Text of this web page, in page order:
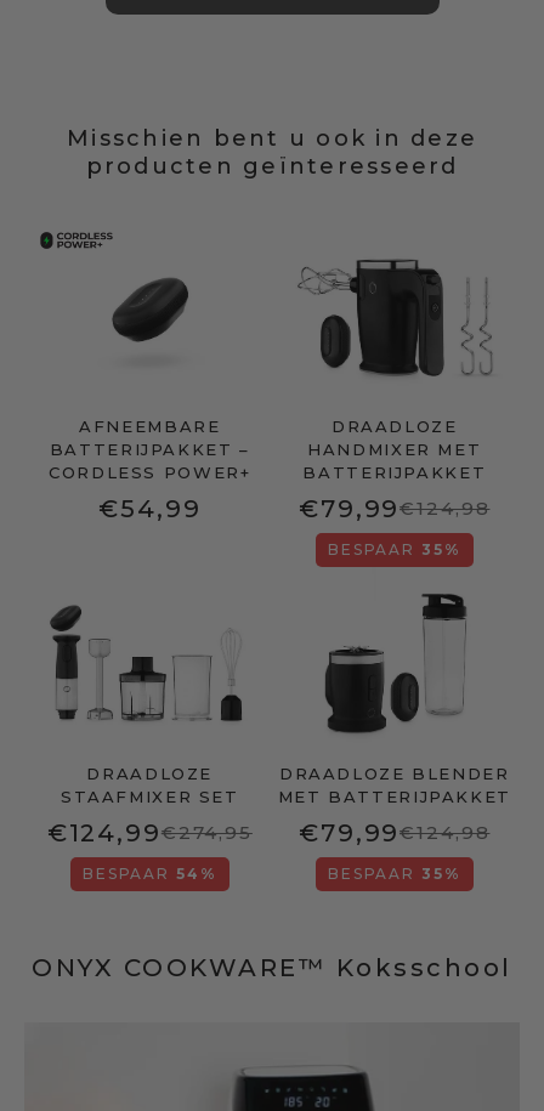
Misschien bent u ook in deze
producten geïnteresseerd
AFNEEMBARE
BATTERIJPAKKET –
CORDLESS POWER+
€54,99
DRAADLOZE
HANDMIXER MET
BATTERIJPAKKET
€79,99€124,98
BESPAAR 35%
DRAADLOZE
STAAFMIXER SET
€124,99€274,95
BESPAAR 54%
DRAADLOZE BLENDER
MET BATTERIJPAKKET
€79,99€124,98
BESPAAR 35%
ONYX COOKWARE™ Koksschool